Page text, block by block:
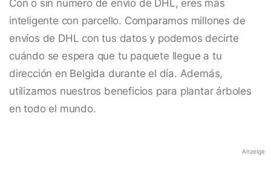
Con o sin número de envío de DHL, eres más
inteligente con parcello. Comparamos millones de
envíos de DHL con tus datos y podemos decirte
cuándo se espera que tu paquete llegue a tu
dirección en Belgida durante el día. Además,
utilizamos nuestros beneficios para plantar árboles
en todo el mundo.
Anzeige